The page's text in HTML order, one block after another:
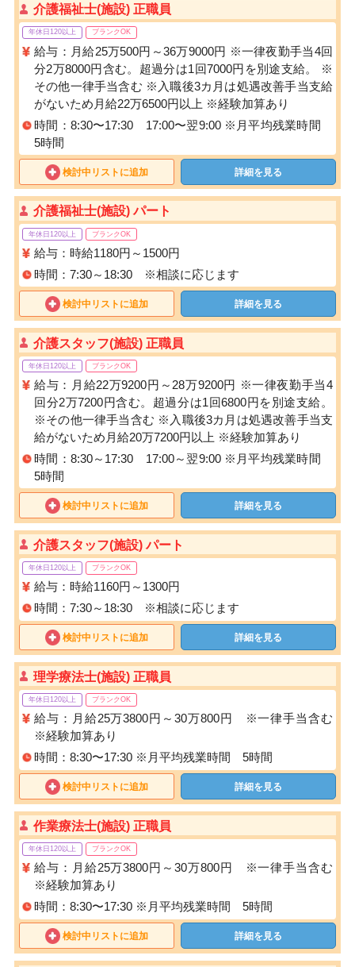
介護福祉士(施設) 正職員
年休日120以上 ブランクOK
給与：月給25万500円～36万9000円 ※一律夜勤手当4回
分2万8000円含む。超過分は1回7000円を別途支給。 ※
その他一律手当含む ※入職後3カ月は処遇改善手当支給
がないため月給22万6500円以上 ※経験加算あり
時間：8:30〜17:30 17:00〜翌9:00 ※月平均残業時間
5時間
検討中リストに追加 詳細を見る
介護福祉士(施設) パート
年休日120以上 ブランクOK
給与：時給1180円～1500円
時間：7:30～18:30 ※相談に応じます
検討中リストに追加 詳細を見る
介護スタッフ(施設) 正職員
年休日120以上 ブランクOK
給与：月給22万9200円～28万9200円 ※一律夜勤手当4
回分2万7200円含む。超過分は1回6800円を別途支給。
※その他一律手当含む ※入職後3カ月は処遇改善手当支
給がないため月給20万7200円以上 ※経験加算あり
時間：8:30～17:30 17:00～翌9:00 ※月平均残業時間
5時間
検討中リストに追加 詳細を見る
介護スタッフ(施設) パート
年休日120以上 ブランクOK
給与：時給1160円～1300円
時間：7:30～18:30 ※相談に応じます
検討中リストに追加 詳細を見る
理学療法士(施設) 正職員
年休日120以上 ブランクOK
給与：月給25万3800円～30万800円 ※一律手当含む
※経験加算あり
時間：8:30〜17:30 ※月平均残業時間 5時間
検討中リストに追加 詳細を見る
作業療法士(施設) 正職員
年休日120以上 ブランクOK
給与：月給25万3800円～30万800円 ※一律手当含む
※経験加算あり
時間：8:30〜17:30 ※月平均残業時間 5時間
検討中リストに追加 詳細を見る